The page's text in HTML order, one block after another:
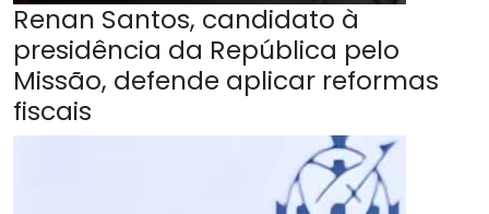
Renan Santos, candidato à
presidência da República pelo
Missão, defende aplicar reformas
fiscais